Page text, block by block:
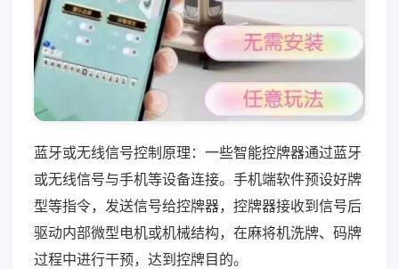
蓝牙或无线信号控制原理：一些智能控牌器通过蓝牙
或无线信号与手机等设备连接。手机端软件预设好牌
型等指令，发送信号给控牌器，控牌器接收到信号后
驱动内部微型电机或机械结构，在麻将机洗牌、码牌
过程中进行干预，达到控牌目的。